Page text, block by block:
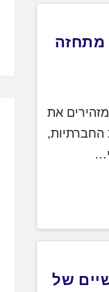
מתחזה
את
החברתיות,
של